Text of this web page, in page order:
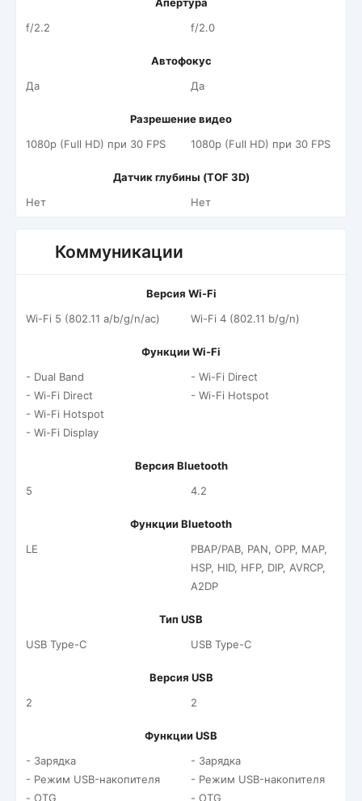
f/2.2
f/2.0
Автофокус
Да
Да
Разрешение видео
1080p (Full HD) при 30 FPS
1080p (Full HD) при 30 FPS
Датчик глубины (TOF 3D)
Нет
Нет
Коммуникации
Версия Wi-Fi
Wi-Fi 5 (802.11 a/b/g/n/ac)
Wi-Fi 4 (802.11 b/g/n)
Функции Wi-Fi
- Dual Band
- Wi-Fi Direct
- Wi-Fi Hotspot
- Wi-Fi Display
- Wi-Fi Direct
- Wi-Fi Hotspot
Версия Bluetooth
5
4.2
Функции Bluetooth
LE
PBAP/PAB, PAN, OPP, MAP,
HSP, HID, HFP, DIP, AVRCP,
A2DP
Тип USB
USB Type-C
USB Type-C
Версия USB
2
2
Функции USB
- Зарядка
- Режим USB-накопителя
- OTG
- Зарядка
- Режим USB-накопителя
- OTG